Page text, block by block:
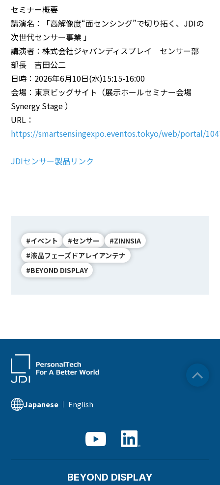
セミナー概要
講演名：「高解像度“面センシング”で切り拓く、JDIの
次世代センサー事業 」
講演者：株式会社ジャパンディスプレイ センサー部
部長 吉田公二
日時：2026年6月10日(水)15:15-16:00
会場：東京ビッグサイト（展示ホールセミナー会場
Synergy Stage ）
URL：
https://smartsensingexpo.eventos.tokyo/web/portal/
JDIセンサー製品リンク
#イベント #センサー
#ZINNSIA
#液晶フェーズドアレイアンテナ
#BEYOND DISPLAY
Japanese English
BEYOND DISPLAY